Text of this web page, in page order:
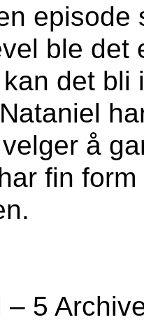
episode
ble det
det bli
å
fin
– 5